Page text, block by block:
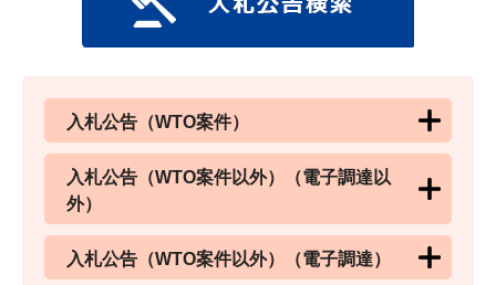
入札公告（WTO案件）
入札公告（WTO案件以外）（電子調達以
外）
入札公告（WTO案件以外）（電子調達）